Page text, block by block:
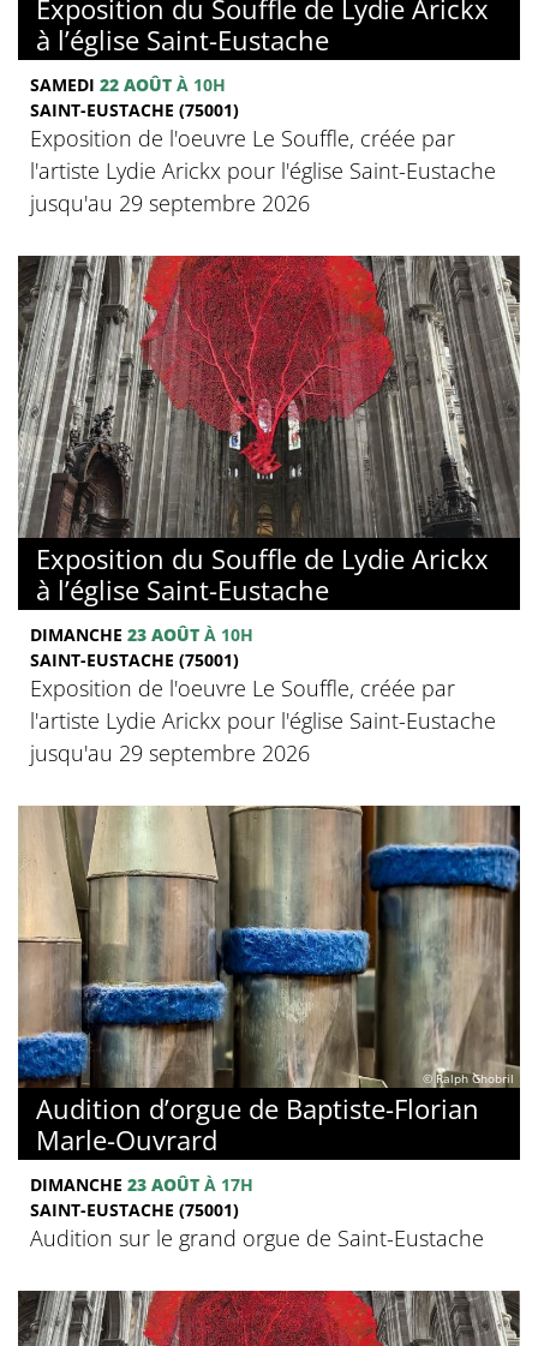
Exposition du Souffle de Lydie Arickx
à l’église Saint-Eustache
SAMEDI 22 AOÛT À 10H
SAINT-EUSTACHE (75001)
Exposition de l'oeuvre Le Souffle, créée par
l'artiste Lydie Arickx pour l'église Saint-Eustache
jusqu'au 29 septembre 2026
Exposition du Souffle de Lydie Arickx
à l’église Saint-Eustache
DIMANCHE 23 AOÛT À 10H
SAINT-EUSTACHE (75001)
Exposition de l'oeuvre Le Souffle, créée par
l'artiste Lydie Arickx pour l'église Saint-Eustache
jusqu'au 29 septembre 2026
© Ralph Ghobril
Audition d’orgue de Baptiste-Florian
Marle-Ouvrard
DIMANCHE 23 AOÛT À 17H
SAINT-EUSTACHE (75001)
Audition sur le grand orgue de Saint-Eustache